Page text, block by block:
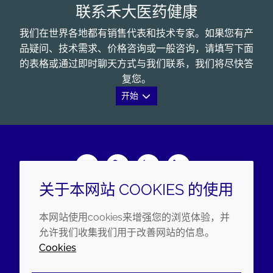
联系禾大医药健康
我们在世界各地都有销售代表和技术专家。如果您有产
品疑问、技术需求、价格咨询或一般咨询，请填写下面
的表格或通过即时聊天方式与我们联系，我们将尽快答
复您。
开始
企业
年度报告
可持续发展报告
法律信息
条款和条件
关于本网站 COOKIES 的使用
本网站使用cookies来增强您的浏览体验，并
允许我们收集我们用于改善网站的信息。
Cookies